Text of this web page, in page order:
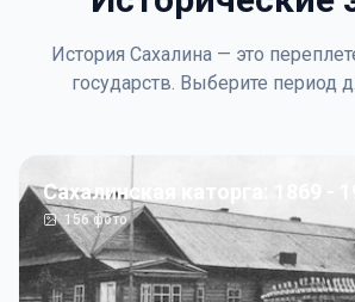
История Сахалина — это
государств. Выберите период
Сахалинская каторга: 1869 -
156фото